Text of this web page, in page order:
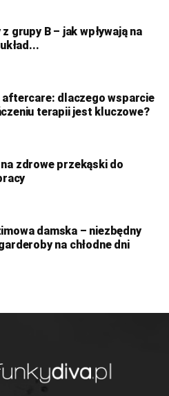
grupy B – jak wpływają na
aftercare: dlaczego wsparcie
terapii jest kluczowe?
na zdrowe przekąski do
damska – niezbędny
na chłodne dni